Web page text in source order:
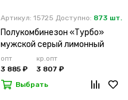
Артикул: 15725 Доступно: 873 шт.
Полукомбинезон «Турбо»
мужской серый лимонный
опт
3 885 ₽
кр.опт
3 807 ₽
Выбрать